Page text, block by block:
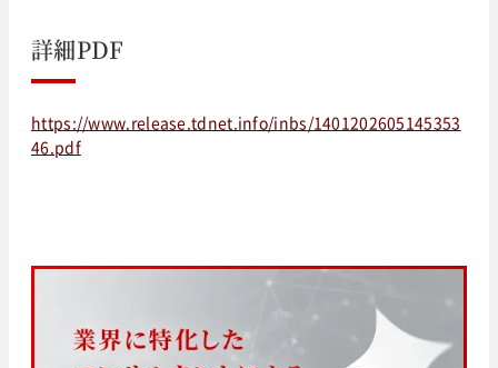
詳細PDF
https://www.release.tdnet.info/inbs/1401202605145353
46.pdf